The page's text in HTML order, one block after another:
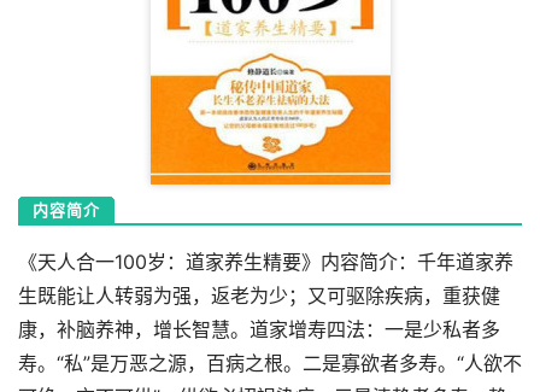
内容简介
《天人合一100岁：道家养生精要》内容简介：千年道家养
生既能让人转弱为强，返老为少；又可驱除疾病，重获健
康，补脑养神，增长智慧。道家增寿四法：一是少私者多
寿。“私”是万恶之源，百病之根。二是寡欲者多寿。“人欲不